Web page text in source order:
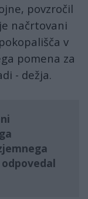
povzročil
načrtovani
v
pomena za
- dežja.